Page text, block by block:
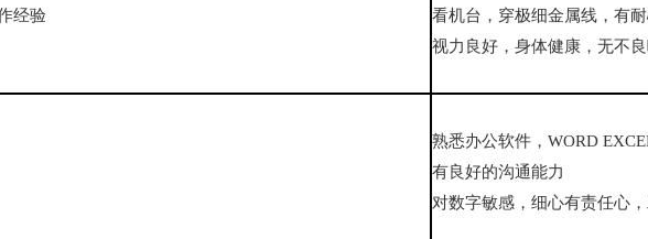
经验
看机台，穿极细金属线，有耐
视力良好，身体健康，无不良
熟悉办公软件，WORD
有良好的沟通能力
对数字敏感，细心有责任心，